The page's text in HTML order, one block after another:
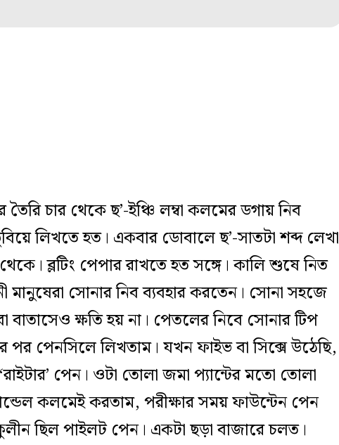
চার থেকে ছ’-ইঞ্চি লম্বা কলমের ডগায় নিব
লিখতে হত। একবার ডোবালে ছ’-সাতটা শব্দ লেখা
ব্লটিং পেপার রাখতে হত সঙ্গে। কালি শুষে নিত
মানুষেরা সোনার নিব ব‌্যবহার করতেন। সোনা সহজে
ক্ষতি হয় না। পেতলের নিবে সোনার টিপ
পর পেনসিলে লিখতাম। যখন ফাইভ বা সিক্সে উঠেছি,
পেন। ওটা তোলা জমা প‌্যান্টের মতো তোলা
কলমেই করতাম, পরীক্ষার সময় ফাউন্টেন পেন
ছিল পাইলট পেন। একটা ছড়া বাজারে চলত।